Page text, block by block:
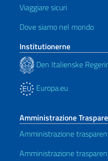
Viaggiare sicuri
Dove siamo nel mondo
Institutionerne
Den Italienske
Europa.eu
Amministrazione
Amministrazione
Amministrazione